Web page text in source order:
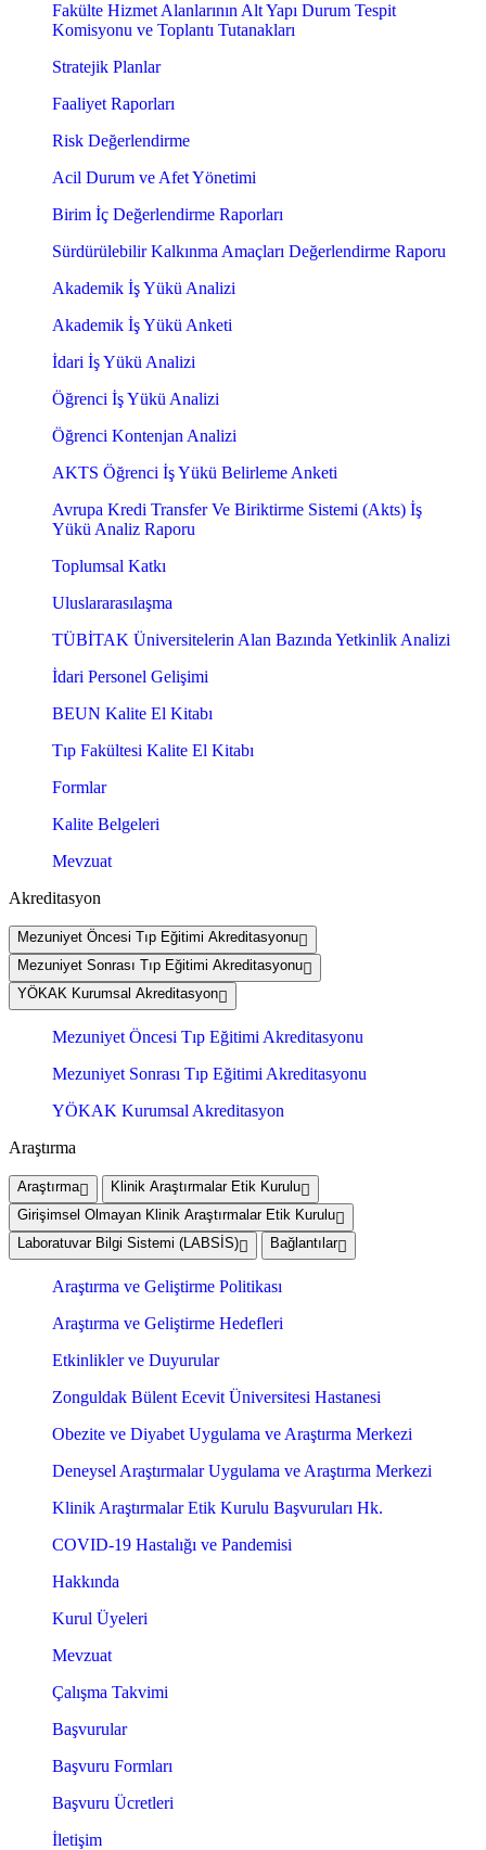
Fakülte Hizmet Alanlarının Alt Yapı Durum Tespit
Komisyonu ve Toplantı Tutanakları
Stratejik Planlar
Faaliyet Raporları
Risk Değerlendirme
Acil Durum ve Afet Yönetimi
Birim İç Değerlendirme Raporları
Sürdürülebilir Kalkınma Amaçları Değerlendirme Raporu
Akademik İş Yükü Analizi
Akademik İş Yükü Anketi
İdari İş Yükü Analizi
Öğrenci İş Yükü Analizi
Öğrenci Kontenjan Analizi
AKTS Öğrenci İş Yükü Belirleme Anketi
Avrupa Kredi Transfer Ve Biriktirme Sistemi (Akts) İş
Yükü Analiz Raporu
Toplumsal Katkı
Uluslararasılaşma
TÜBİTAK Üniversitelerin Alan Bazında Yetkinlik Analizi
İdari Personel Gelişimi
BEUN Kalite El Kitabı
Tıp Fakültesi Kalite El Kitabı
Formlar
Kalite Belgeleri
Mevzuat
Akreditasyon
Mezuniyet Öncesi Tıp Eğitimi Akreditasyonu
Mezuniyet Sonrası Tıp Eğitimi Akreditasyonu
YÖKAK Kurumsal Akreditasyon
Mezuniyet Öncesi Tıp Eğitimi Akreditasyonu
Mezuniyet Sonrası Tıp Eğitimi Akreditasyonu
YÖKAK Kurumsal Akreditasyon
Araştırma
Araştırma
Klinik Araştırmalar Etik Kurulu
Girişimsel Olmayan Klinik Araştırmalar Etik Kurulu
Laboratuvar Bilgi Sistemi (LABSİS)
Bağlantılar
Araştırma ve Geliştirme Politikası
Araştırma ve Geliştirme Hedefleri
Etkinlikler ve Duyurular
Zonguldak Bülent Ecevit Üniversitesi Hastanesi
Obezite ve Diyabet Uygulama ve Araştırma Merkezi
Deneysel Araştırmalar Uygulama ve Araştırma Merkezi
Klinik Araştırmalar Etik Kurulu Başvuruları Hk.
COVID-19 Hastalığı ve Pandemisi
Hakkında
Kurul Üyeleri
Mevzuat
Çalışma Takvimi
Başvurular
Başvuru Formları
Başvuru Ücretleri
İletişim